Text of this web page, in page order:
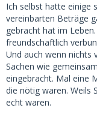
Ich selbst hatte einige
vereinbarten Beträge
gebracht hat im
freundschaftlich
Und auch wenn nichts
Sachen wie
eingebracht. Mal eine
die nötig waren. Weils
echt waren.